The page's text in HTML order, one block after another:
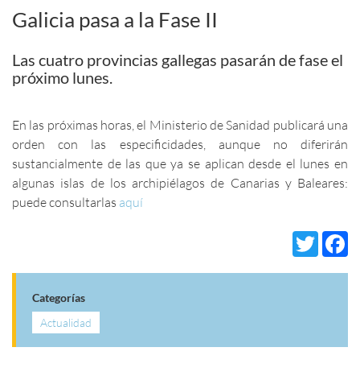
Galicia pasa a la Fase II
Las cuatro provincias gallegas pasarán de fase el
próximo lunes.
En las próximas horas, el Ministerio de Sanidad publicará una
orden con las especificidades, aunque no diferirán
sustancialmente de las que ya se aplican desde el lunes en
algunas islas de los archipiélagos de Canarias y Baleares:
puede consultarlas aquí
Categorías
Actualidad